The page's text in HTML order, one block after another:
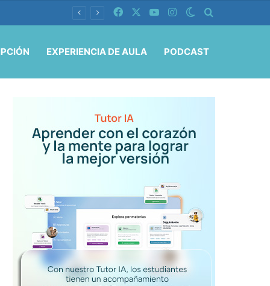
Facebook YouTubeInstagramSwitch skin
EXPERIENCIA DE AULA PODCAST